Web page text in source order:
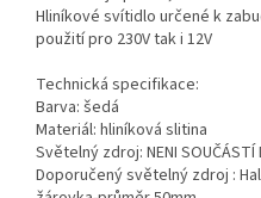
Hliníkové svítidlo určené k
použití pro 230V tak i 12V
Technická specifikace:
Barva: šedá
Materiál: hliníková slitina
Světelný zdroj: NENI SOUČÁSTÍ
Doporučený světelný zdroj :